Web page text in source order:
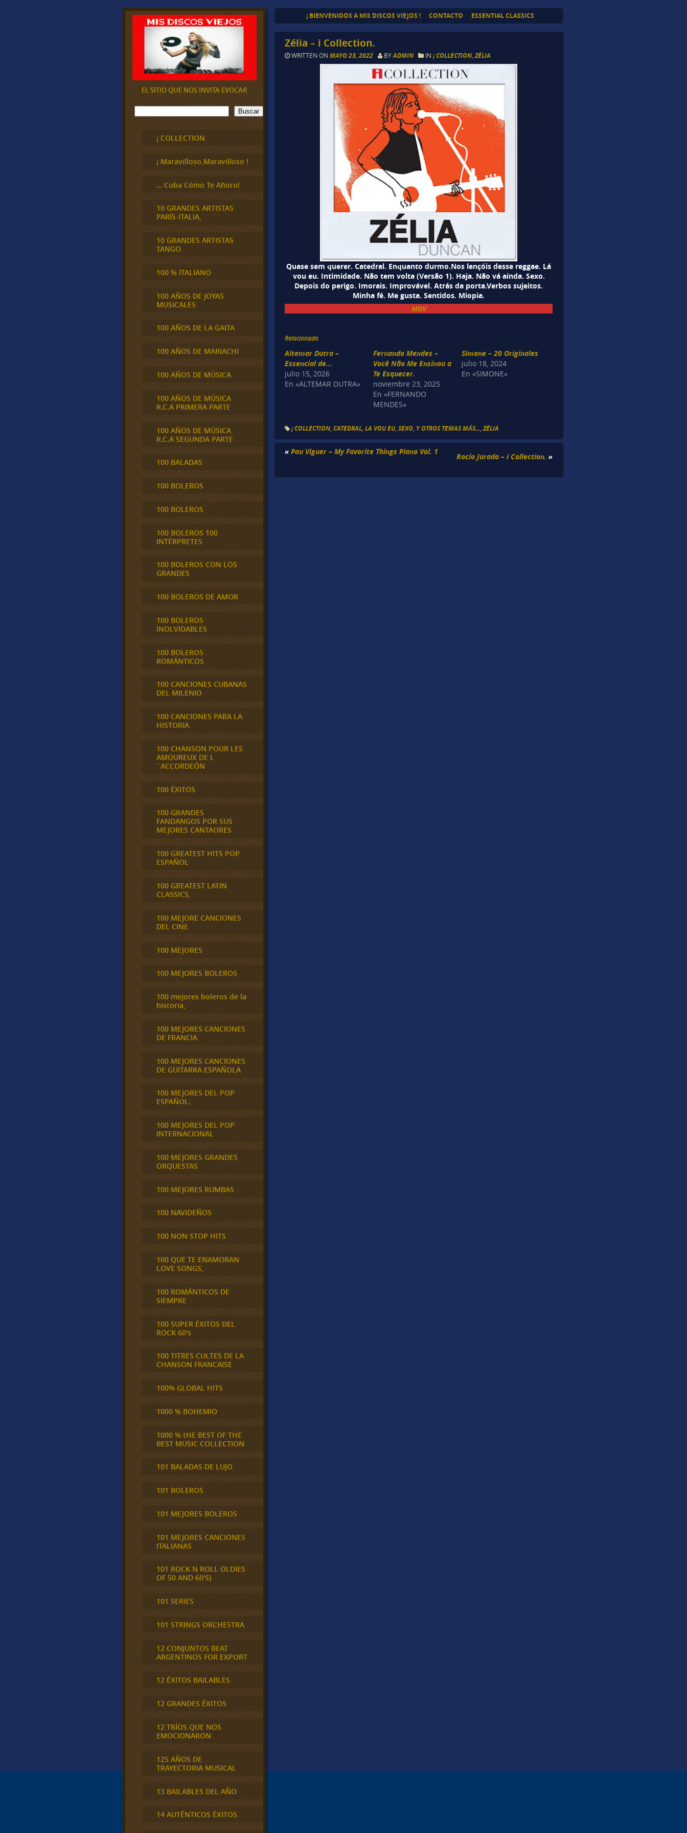
¡ BIENVENIDOS A MIS DISCOS VIEJOS ! CONTACTO ESSENTIAL CLASSICS
Zélia – i Collection.
WRITTEN ONMAYO 23, 2022 BYADMIN IN¡ COLLECTION ,ZÉLIA
Quase sem querer. Catedral. Enquanto durmo.Nos lençóis desse reggae. Lá
vou eu. Intimidade. Não tem volta (Versão 1). Haja. Não vá ainda. Sexo.
Depois do perigo. Imorais. Improvável. Atrás da porta.Verbos sujeitos.
Minha fé. Me gusta. Sentidos. Miopia.
MDV
Relacionado
Altemar Dutra –
Essencial de…
julio 15, 2026
En «ALTEMAR DUTRA»
Fernando Mendes –
Você Não Me Ensinou a
Te Esquecer.
noviembre 23, 2025
En «FERNANDO
MENDES»
Simone – 20 Originales
julio 18, 2024
En «SIMONE»
¡ COLLECTION ,CATEDRAL ,LA VOU EU,SEXO Y OTROS TEMAS MÁS... ,ZÉLIA
«Pau Viguer – My Favorite Things Piano Vol. 1
Rocío Jurado – i Collection. »
EL SITIO QUE NOS INVITA EVOCAR
B
u
Buscar
¡ COLLECTION
¡ Maravilloso,Maravilloso !
… Cuba Cómo Te Añoro!
10 GRANDES ARTISTAS
PARÍS-ITALIA,
10 GRANDES ARTISTAS
TANGO
100 % ITALIANO
100 AÑOS DE JOYAS
MUSICALES
100 AÑOS DE LA GAITA
100 AÑOS DE MARIACHI
100 AÑOS DE MÚSICA
100 AÑOS DE MÚSICA
R.C.A PRIMERA PARTE
100 AÑOS DE MÚSICA
R.C.A SEGUNDA PARTE
100 BALADAS
100 BOLEROS
100 BOLEROS
100 BOLEROS 100
INTÉRPRETES
100 BOLEROS CON LOS
GRANDES
100 BOLEROS DE AMOR
100 BOLEROS
INOLVIDABLES
100 BOLEROS
ROMÁNTICOS
100 CANCIONES CUBANAS
DEL MILENIO
100 CANCIONES PARA LA
HISTORIA
100 CHANSON POUR LES
AMOUREUX DE L
´ACCORDEÓN
100 ÉXITOS
100 GRANDES
FANDANGOS POR SUS
MEJORES CANTAORES
100 GREATEST HITS POP
ESPAÑOL
100 GREATEST LATIN
CLASSICS,
100 MEJORE CANCIONES
DEL CINE
100 MEJORES
100 MEJORES BOLEROS
100 mejores boleros de la
historia,
100 MEJORES CANCIONES
DE FRANCIA
100 MEJORES CANCIONES
DE GUITARRA ESPAÑOLA
100 MEJORES DEL POP
ESPAÑOL.
100 MEJORES DEL POP
INTERNACIONAL
100 MEJORES GRANDES
ORQUESTAS
100 MEJORES RUMBAS
100 NAVIDEÑOS
100 NON STOP HITS
100 QUE TE ENAMORAN
LOVE SONGS,
100 ROMÁNTICOS DE
SIEMPRE
100 SUPER ÉXITOS DEL
ROCK 60's
100 TITRES CULTES DE LA
CHANSON FRANCAISE
100% GLOBAL HITS
1000 % BOHEMIO
1000 % tHE BEST OF THE
BEST MUSIC COLLECTION
101 BALADAS DE LUJO
101 BOLEROS
101 MEJORES BOLEROS
101 MEJORES CANCIONES
ITALIANAS
101 ROCK N ROLL OLDIES
OF 50 AND 60'S}
101 SERIES
101 STRINGS ORCHESTRA
12 CONJUNTOS BEAT
ARGENTINOS FOR EXPORT
12 ÉXITOS BAILABLES
12 GRANDES ÉXITOS
12 TRÍOS QUE NOS
EMOCIONARON
125 AÑOS DE
TRAYECTORIA MUSICAL
13 BAILABLES DEL AÑO
14 AUTÉNTICOS ÉXITOS